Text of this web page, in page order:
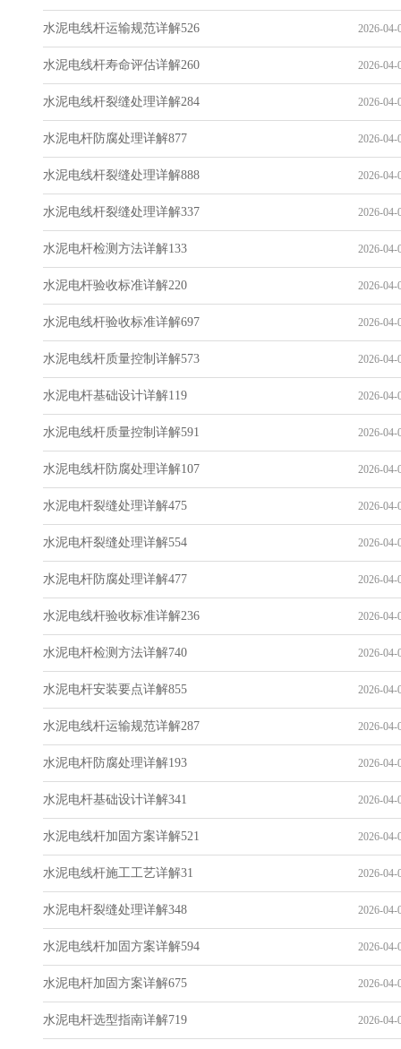
水泥电线杆运输规范详解526 2026-04-
水泥电线杆寿命评估详解260 2026-04-
水泥电线杆裂缝处理详解284 2026-04-
水泥电杆防腐处理详解877 2026-04-
水泥电线杆裂缝处理详解888 2026-04-
水泥电线杆裂缝处理详解337 2026-04-
水泥电杆检测方法详解133 2026-04-
水泥电杆验收标准详解220 2026-04-
水泥电线杆验收标准详解697 2026-04-
水泥电线杆质量控制详解573 2026-04-
水泥电杆基础设计详解119 2026-04-
水泥电线杆质量控制详解591 2026-04-
水泥电线杆防腐处理详解107 2026-04-
水泥电杆裂缝处理详解475 2026-04-
水泥电杆裂缝处理详解554 2026-04-
水泥电杆防腐处理详解477 2026-04-
水泥电线杆验收标准详解236 2026-04-
水泥电杆检测方法详解740 2026-04-
水泥电杆安装要点详解855 2026-04-
水泥电线杆运输规范详解287 2026-04-
水泥电杆防腐处理详解193 2026-04-
水泥电杆基础设计详解341 2026-04-
水泥电线杆加固方案详解521 2026-04-
水泥电线杆施工工艺详解31 2026-04-
水泥电杆裂缝处理详解348 2026-04-
水泥电线杆加固方案详解594 2026-04-
水泥电杆加固方案详解675 2026-04-
水泥电杆选型指南详解719 2026-04-